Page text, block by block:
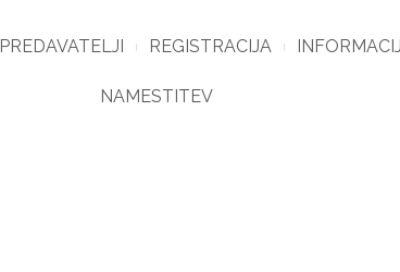
PREDAVATELJI REGISTRACIJA
NAMESTITEV